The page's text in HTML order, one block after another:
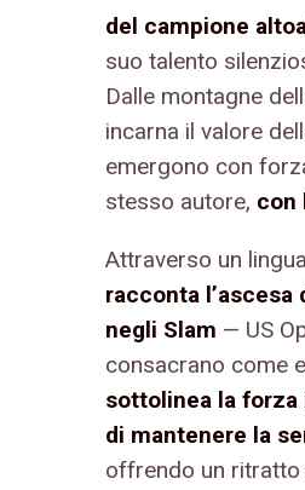
del campione
suo talento
Dalle montagne
incarna il valore
emergono con
stesso autore, con
Attraverso un
racconta
negli Slam — US
consacrano come
sottolinea la forza
di mantenere la
offrendo un ritratto